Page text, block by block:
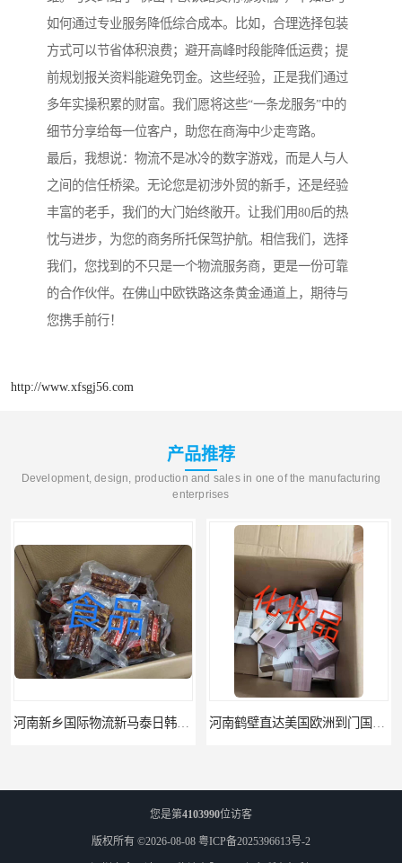
如何通过专业服务降低综合成本。比如，合理选择包装
方式可以节省体积浪费；避开高峰时段能降低运费；提
前规划报关资料能避免罚金。这些经验，正是我们通过
多年实操积累的财富。我们愿将这些“一条龙服务”中的
细节分享给每一位客户，助您在商海中少走弯路。
最后，我想说：物流不是冰冷的数字游戏，而是人与人
之间的信任桥梁。无论您是初涉外贸的新手，还是经验
丰富的老手，我们的大门始终敞开。让我们用80后的热
忱与进步，为您的商务所托保驾护航。相信我们，选择
我们，您找到的不只是一个物流服务商，更是一份可靠
的合作伙伴。在佛山中欧铁路这条黄金通道上，期待与
您携手前行！
http://www.xfsgj56.com
产品推荐
Development, design, production and sales in one of the manufacturing
enterprises
河南新乡国际物流新马泰日韩菲律宾老挝缅甸印尼柬埔寨双清包税 河南鹤壁直达美国欧洲到门国际快递药品口罩洗手液消毒水防护衣
您是第4103990位访客
版权所有 ©2026-08-08 粤ICP备2025396613号-2